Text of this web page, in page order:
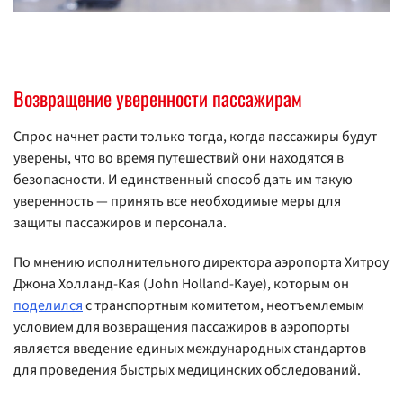
Возвращение уверенности пассажирам
Спрос начнет расти только тогда, когда пассажиры будут
уверены, что во время путешествий они находятся в
безопасности. И единственный способ дать им такую
уверенность — принять все необходимые меры для
защиты пассажиров и персонала.
По мнению исполнительного директора аэропорта Хитроу
Джона Холланд-Кая (John Holland-Kaye), которым он
поделилсяс транспортным комитетом, неотъемлемым
условием для возвращения пассажиров в аэропорты
является введение единых международных стандартов
для проведения быстрых медицинских обследований.